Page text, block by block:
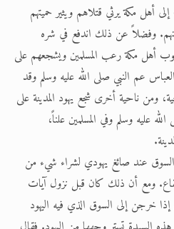
أهل مكة يرثي قتلاهم ويثير حميتهم
وفضلاً عن ذلك اندفع في شره
أهل مكة رعب المسلمين ويشجعهم على
عم النبي صلى الله عليه وسلم وقد
ومن ناحية أخرى شجع يهود المدينة على
عليه وسلم وفي المسلمين علناً،
عند صائغ يهودي لشراء شيء من
ومع أن ذلك كان قبل نزول آيات
خرجن إلى السوق الذي فيه اليهود